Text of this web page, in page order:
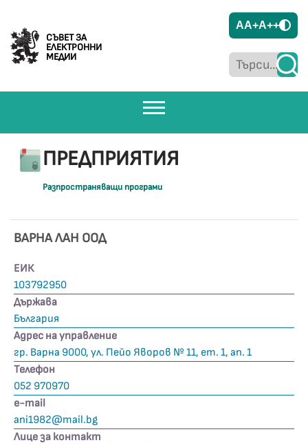
СЪВЕТ ЗА
ЕЛЕКТРОННИ
МЕДИИ
AA+A++
ПРЕДПРИЯТИЯ
Разпространяващи програми
ВАРНА ЛАН ООД
ЕИК
103792950
Държава
България
Адрес на управление
гр. Варна 9000, ул. Пейо Яворов № 11, ет. 1, ап. 1
Телефон
052 970970
е-mail
ani1982@mail.bg
Лице за контакт